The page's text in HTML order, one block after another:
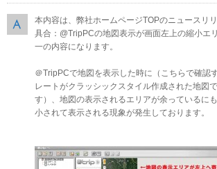
本内容は、弊社ホームページTOPのニュース
具合：@TripPCの地図表示が画面左上の縮小エ
一の内容になります。
＠TripPCで地図を表示した時に（こちらで確認
レートがクラッシックスタイル作成された地図
す）、地図の表示されるエリアが余っているに
小されて表示される現象が発生しております。